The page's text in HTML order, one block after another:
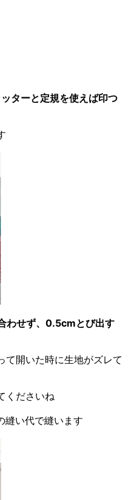
ターと定規を使えば印つ
わせず、0.5cmとび出す
て開いた時に生地がズレて
くださいね
縫い代で縫います